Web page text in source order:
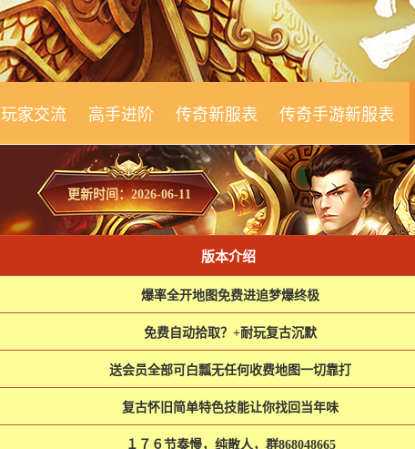
玩家交流 高手进阶 传奇新服表 传奇手游新服表
更新时间：2026-06-11
版本介绍
爆率全开地图免费进追梦爆终极
免费自动拾取？+耐玩复古沉默
送会员全部可白瓢无任何收费地图一切靠打
复古怀旧简单特色技能让你找回当年味
１７６节奏慢，纯散人，群868048665